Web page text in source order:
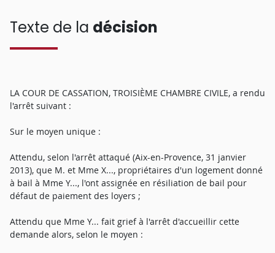
Texte de la décision
LA COUR DE CASSATION, TROISIÈME CHAMBRE CIVILE, a rendu
l'arrêt suivant :
Sur le moyen unique :
Attendu, selon l'arrêt attaqué (Aix-en-Provence, 31 janvier
2013), que M. et Mme X..., propriétaires d'un logement donné
à bail à Mme Y..., l'ont assignée en résiliation de bail pour
défaut de paiement des loyers ;
Attendu que Mme Y... fait grief à l'arrêt d'accueillir cette
demande alors, selon le moyen :